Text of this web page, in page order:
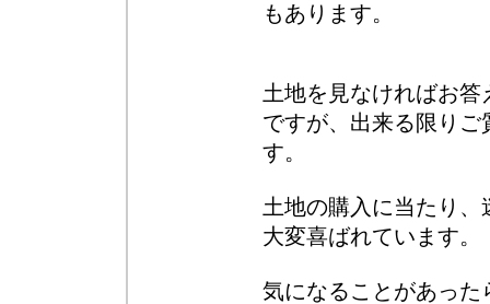
もあります。
土地を見なければお
ですが、出来る限り
す。
土地の購入に当たり
大変喜ばれています。
気になることがあっ